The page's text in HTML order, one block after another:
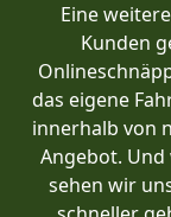
Eine
Kunden
das eigene
innerhalb von
Angebot. Und
sehen wir